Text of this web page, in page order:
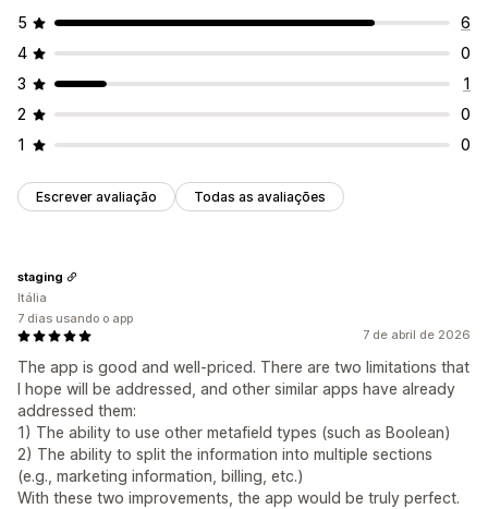
5
6
4
0
3
1
2
0
1
0
Escrever avaliação Todas as avaliações
7 de abril de 2026
The app is good and well-priced. There are two limitations that
I hope will be addressed, and other similar apps have already
addressed them:
1) The ability to use other metafield types (such as Boolean)
2) The ability to split the information into multiple sections
(e.g., marketing information, billing, etc.)
With these two improvements, the app would be truly perfect.
staging
Itália
7 dias usando o app